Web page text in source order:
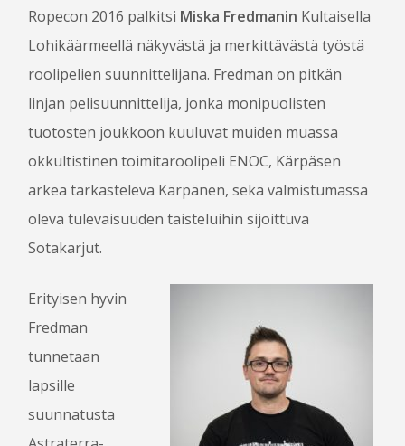
KIRPPUTORI
KULTAINEN LOHIKÄÄRME JA VUODEN PELITEKO -
PALKINNOT
OHJELMA
OHJELMAOPAS 2016
OHJELMA
PELIT
KOKEMUSPISTE
PROPPINÄYTTELY
SKENAARIOKILPAILU
KILPAILUJEN TULOKSET
Ropecon 2016 palkitsi Miska Fredmanin Kultaisella
Lohikäärmeellä näkyvästä ja merkittävästä työstä
roolipelien suunnittelijana. Fredman on pitkän
linjan pelisuunnittelija, jonka monipuolisten
tuotosten joukkoon kuuluvat muiden muassa
okkultistinen toimitaroolipeli ENOC, Kärpäsen
arkea tarkasteleva Kärpänen, sekä valmistumassa
oleva tulevaisuuden taisteluihin sijoittuva
Sotakarjut.
Erityisen hyvin
Fredman
tunnetaan
lapsille
suunnatusta